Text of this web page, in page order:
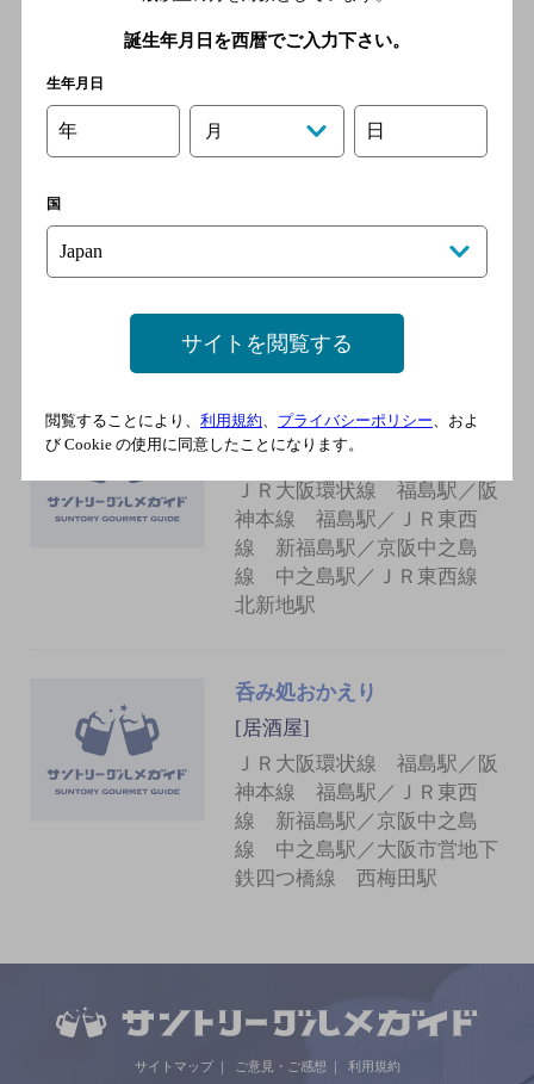
線 中之島駅／阪神本線 野
神本線 福島駅／ＪＲ東西
線 新福島駅／京阪中之島
北新地駅
ニュー台所ＴＯＺＡＮ堂
[居酒屋]
ＪＲ大阪環状線 福島駅／阪
神本線 福島駅／ＪＲ東西
線 新福島駅／京阪中之島
線 中之島駅／ＪＲ東西線
北新地駅
呑み処おかえり
[居酒屋]
ＪＲ大阪環状線 福島駅／阪
神本線 福島駅／ＪＲ東西
線 新福島駅／京阪中之島
線 中之島駅／大阪市営地下
鉄四つ橋線 西梅田駅
サイトマップ ご意見・ご感想 利用規約
誕生年月日を西暦でご入力下さい。
生年月日
年 月 日
国
サイトを閲覧する
閲覧することにより、 利用規約 プライバシーポリシー 、およ
び Cookie の使用に同意したことになります。